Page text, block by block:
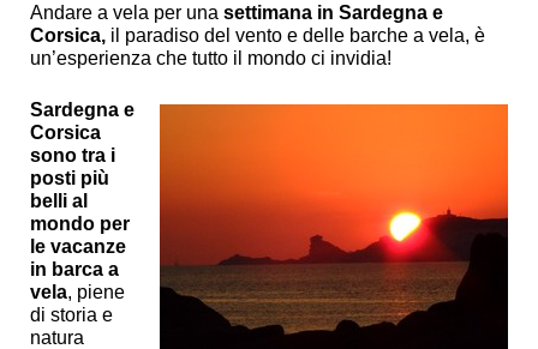
Andare a vela per una settimana in Sardegna e
Corsica, il paradiso del vento e delle barche a vela, è
un’esperienza che tutto il mondo ci invidia!
Sardegna e
Corsica
sono tra i
posti più
belli al
mondo per
le vacanze
in barca a
vela, piene
di storia e
natura